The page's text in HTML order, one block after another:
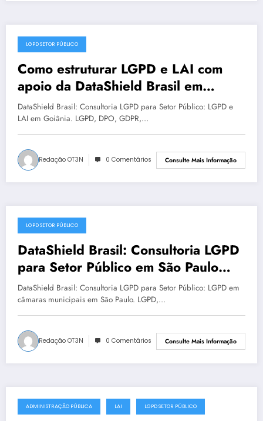
julho 15, 2025
LGPD SETOR PÚBLICO
Como estruturar LGPD e LAI com
apoio da DataShield Brasil em
Goiânia | Série DataShield 103
DataShield Brasil: Consultoria LGPD para Setor Público: LGPD e
LAI em Goiânia. LGPD, DPO, GDPR,…
Redação OT3N 0 Comentários Consulte Mais Informação
julho 14, 2025
LGPD SETOR PÚBLICO
DataShield Brasil: Consultoria LGPD
para Setor Público em São Paulo
para LGPD no setor público | Série
DataShield 182
DataShield Brasil: Consultoria LGPD para Setor Público: LGPD em
câmaras municipais em São Paulo. LGPD,…
Redação OT3N 0 Comentários Consulte Mais Informação
julho 14, 2025
ADMINISTRAÇÃO PÚBLICA LAI LGPD SETOR PÚBLICO